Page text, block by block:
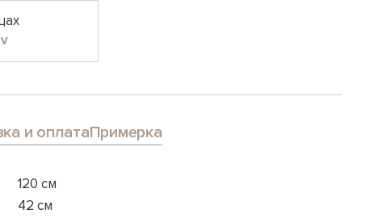
и оплатаПримерка
120 см
42 см